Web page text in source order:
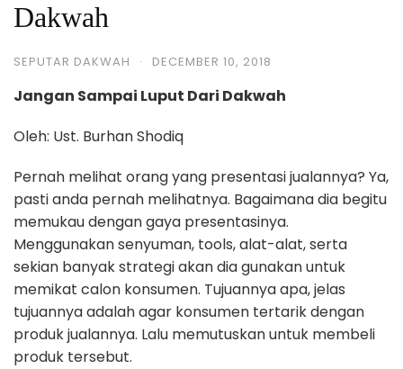
Dakwah
SEPUTAR DAKWAH · DECEMBER 10, 2018
Jangan Sampai Luput Dari Dakwah
Oleh: Ust. Burhan Shodiq
Pernah melihat orang yang presentasi jualannya? Ya,
pasti anda pernah melihatnya. Bagaimana dia begitu
memukau dengan gaya presentasinya.
Menggunakan senyuman, tools, alat-alat, serta
sekian banyak strategi akan dia gunakan untuk
memikat calon konsumen. Tujuannya apa, jelas
tujuannya adalah agar konsumen tertarik dengan
produk jualannya. Lalu memutuskan untuk membeli
produk tersebut.